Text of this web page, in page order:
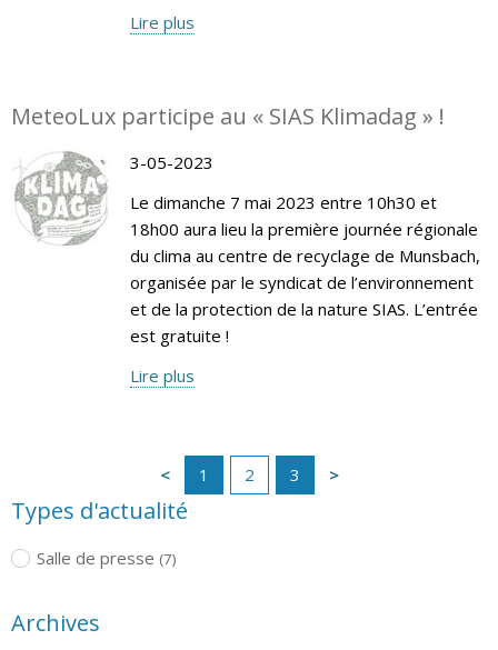
Lire plus
MeteoLux participe au « SIAS Klimadag » !
3-05-2023
Le dimanche 7 mai 2023 entre 10h30 et
18h00 aura lieu la première journée régionale
du clima au centre de recyclage de Munsbach,
organisée par le syndicat de l’environnement
et de la protection de la nature SIAS. L’entrée
est gratuite !
Lire plus
1 2 3
Types d'actualité
Salle de presse (7)
Archives